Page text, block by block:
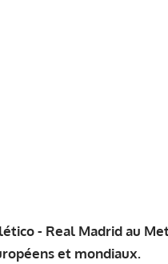
- Real Madrid au
et mondiaux.